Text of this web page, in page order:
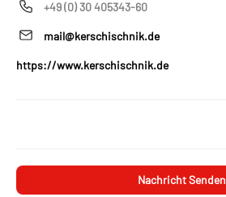
+49 (0) 30 405343-60
mail@kerschischnik.de
https://www.kerschischnik.de
Nachricht Senden